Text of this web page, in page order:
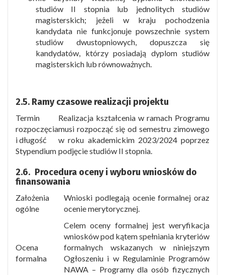
studiów II stopnia lub jednolitych studiów
magisterskich; jeżeli w kraju pochodzenia
kandydata nie funkcjonuje powszechnie system
studiów dwustopniowych, dopuszcza się
kandydatów, którzy posiadają dyplom studiów
magisterskich lub równoważnych.
2.5. Ramy czasowe realizacji projektu
Termin
rozpoczęcia
i długość
Stypendium
Realizacja kształcenia w ramach Programu
musi rozpocząć się od semestru zimowego
w roku akademickim 2023/2024 poprzez
podjęcie studiów II stopnia.
2.6. Procedura oceny i wyboru wniosków do
finansowania
Założenia
ogólne
Wnioski podlegają ocenie formalnej oraz
ocenie merytorycznej.
Ocena
formalna
Celem oceny formalnej jest weryfikacja
wniosków pod kątem spełniania kryteriów
formalnych wskazanych w niniejszym
Ogłoszeniu i w Regulaminie Programów
NAWA – Programy dla osób fizycznych